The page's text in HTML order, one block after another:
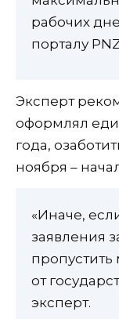
рабочих
порталу
Эксперт
оформлял
года,
ноября –
«Иначе,
заявления
пропустить
от
эксперт.